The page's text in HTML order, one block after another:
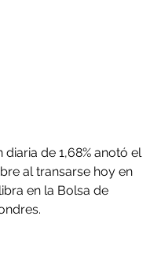
diaria de 1,68% anotó el
al transarse hoy en
en la Bolsa de